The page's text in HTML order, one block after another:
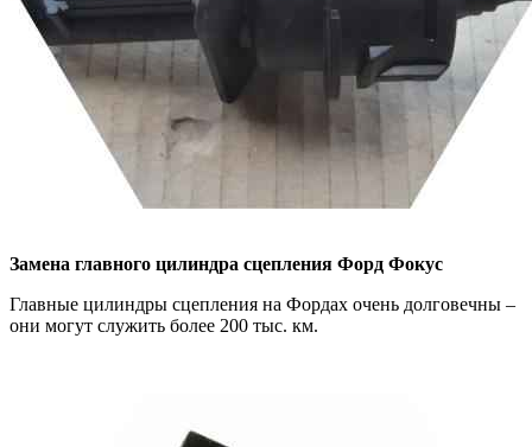
Замена главного цилиндра сцепления Форд Фокус
Главные цилиндры сцепления на Фордах очень долговечны –
они могут служить более 200 тыс. км.